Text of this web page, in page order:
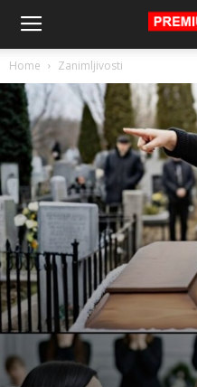
Home Zanimljivosti